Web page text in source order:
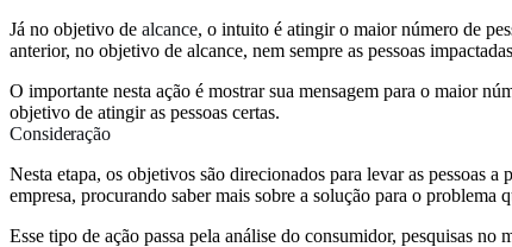
Já no objetivo de alcance, o intuito é atingir o maior número de
anterior, no objetivo de alcance, nem sempre as pessoas
O importante nesta ação é mostrar sua mensagem para o maior
objetivo de atingir as pessoas certas.
Consideração
Nesta etapa, os objetivos são direcionados para levar as pessoas
empresa, procurando saber mais sobre a solução para o problema
Esse tipo de ação passa pela análise do consumidor, pesquisas no